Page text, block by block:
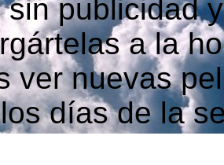
sin publicidad
a la
ver nuevas
días de la